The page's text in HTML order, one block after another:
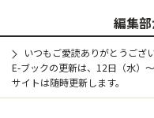
編集
いつもご愛読ありがとうござい
E-ブックの更新は、12日（水）
サイトは随時更新します。